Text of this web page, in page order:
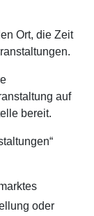
Ort, die Zeit
auf
bereit.
oder